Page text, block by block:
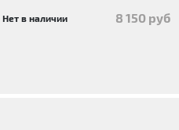
Нет в наличии 8 150 руб